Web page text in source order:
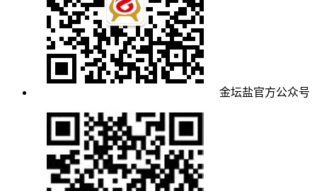
金坛盐官方公众号